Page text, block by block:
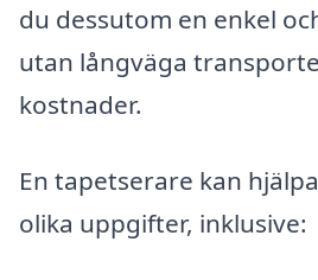
du dessutom en enkel
utan långväga
kostnader.
En tapetserare kan
olika uppgifter, inklusive: